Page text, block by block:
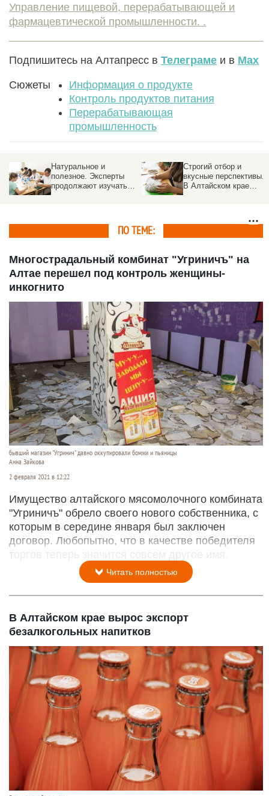
Управление пищевой, перерабатывающей и
фармацевтической промышленности. .
Подпишитесь на Алтапресс в Телеграме и в Max
Сюжеты
Информация о продукте
Контроль продуктов питания
Перерабатывающая
промышленность
Натуральное и
полезное. Эксперты
продолжают изучать
Строгий отбор и
вкусные перспективы.
В Алтайском крае
ПО ТЕМЕ:
Многострадальный комбинат "Угриничъ" на
Алтае перешел под контроль женщины-
инкогнито
бывший магазин "Угринич" давно оккупировали бомжи и пьяницы
Анна Зайкова
2 февраля 2021 в 12:22
Имущество алтайского мясомолочного комбината
"Угриничъ" обрело своего нового собственника, с
которым в середине января был заключен
договор. Любопытно, что в качестве победителя
торгов теперь значится совсем другое имя.
Читать полностью
В Алтайском крае вырос экспорт
безалкогольных напитков